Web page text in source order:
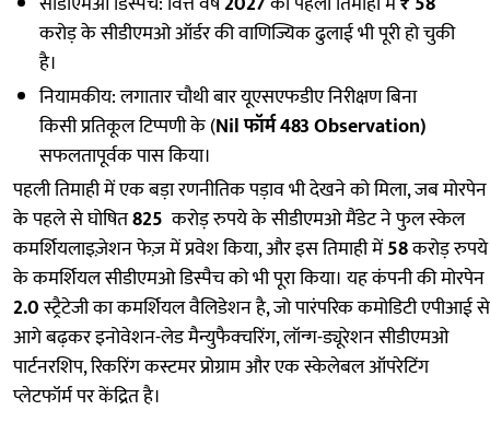
करोड़ के सीडीएमओ ऑर्डर की वाणिज्यिक ढुलाई भी पूरी हो चुकी
है।
नियामकीय: लगातार चौथी बार यूएसएफडीए निरीक्षण बिना
किसी प्रतिकूल टिप्पणी के (Nil फॉर्म 483 Observation)
सफलतापूर्वक पास किया।
पहली तिमाही में एक बड़ा रणनीतिक पड़ाव भी देखने को मिला, जब मोरपेन
के पहले से घोषित825 करोड़ रुपये के सीडीएमओ मैंडेट ने फुल स्केल
कमर्शियलाइज़ेशन फेज़ में प्रवेश किया, और इस तिमाही में58करोड़ रुपये
के कमर्शियल सीडीएमओ डिस्पैच को भी पूरा किया। यह कंपनी की मोरपेन
2.0स्ट्रैटेजी का कमर्शियल वैलिडेशन है, जो पारंपरिक कमोडिटी एपीआई से
आगे बढ़कर इनोवेशन-लेड मैन्युफैक्चरिंग, लॉन्ग-ड्यूरेशन सीडीएमओ
पार्टनरशिप, रिकरिंग कस्टमर प्रोग्राम और एक स्केलेबल ऑपरेटिंग
प्लेटफॉर्म पर केंद्रित है।